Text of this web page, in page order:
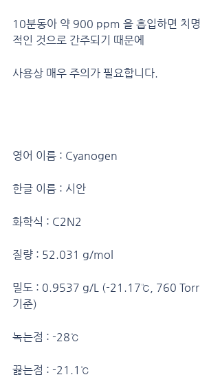
10분동아 약 900 ppm 을 흡입하면 치명
적인 것으로 간주되기 때문에
사용상 매우 주의가 필요합니다.
영어 이름 : Cyanogen
한글 이름 : 시안
화학식 : C2N2
질량 : 52.031 g/mol
밀도 : 0.9537 g/L (-21.17℃, 760 Torr
기준)
녹는점 : -28℃
끓는점 : -21.1℃